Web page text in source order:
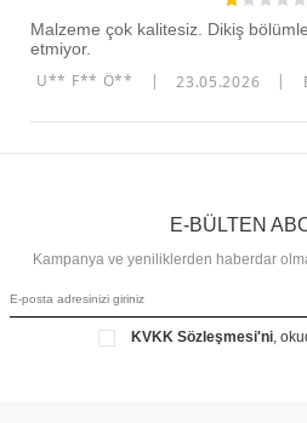
Malzeme çok kalitesiz. Dikiş
etmiyor.
U** F** Ö** 23.05.2026
E-BÜLTEN
Kampanya ve yeniliklerden haberdar
KVKK Sözleşmesi'ni,